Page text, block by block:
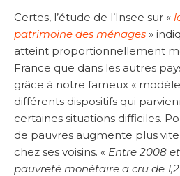
Certes, l’étude de l’Insee sur «
patrimoine des ménages »
atteint proportionnellement
France que dans les autres
grâce à notre fameux «
différents dispositifs qui
certaines situations difficiles.
de pauvres augmente plus
chez ses voisins. « Entre 2008
pauvreté monétaire a cru de